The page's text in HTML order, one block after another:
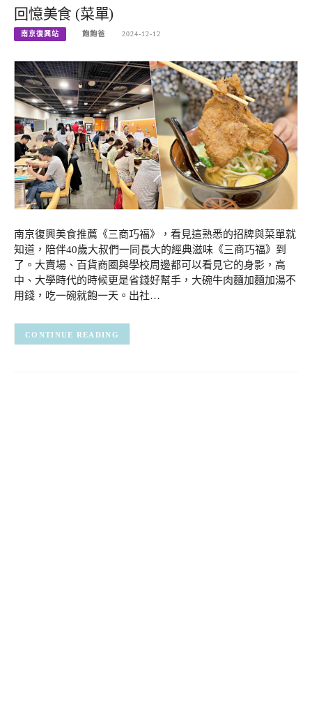
回憶美食 (菜單)
南京復興站 飽飽爸 2024-12-12
南京復興美食推薦《三商巧福》，看見這熟悉的招牌與菜單就
知道，陪伴40歲大叔們一同長大的經典滋味《三商巧福》到
了。大賣場、百貨商圈與學校周邊都可以看見它的身影，高
中、大學時代的時候更是省錢好幫手，大碗牛肉麵加麵加湯不
用錢，吃一碗就飽一天。出社…
CONTINUE READING